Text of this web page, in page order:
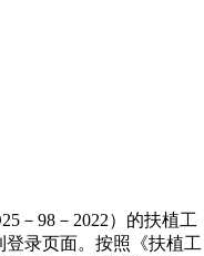
－98－2022）的扶植工
录页面。按照《扶植工